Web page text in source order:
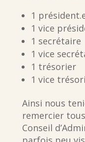
1
1 vice
1 secrétaire
1 vice
1 trésorier
1 vice
Ainsi nous
remercier
Conseil